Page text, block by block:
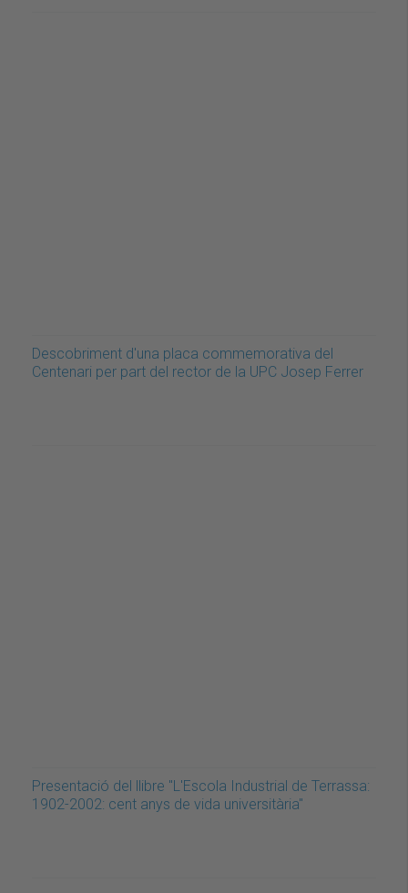
Descobriment d'una placa commemorativa del
Centenari per part del rector de la UPC Josep Ferrer
Presentació del llibre "L'Escola Industrial de Terrassa:
1902-2002: cent anys de vida universitària"